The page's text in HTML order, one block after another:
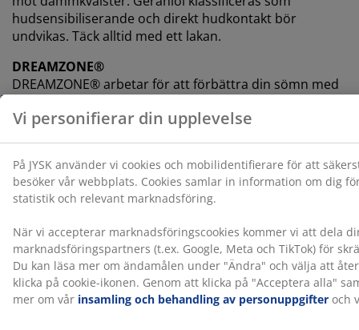
hudsensibiliserande och direkt hudkontakt bör
undvikas. Täck alltid med ett lakan.
DREAMZONE®
DREAMZONE® arbetar för att förbättra din sömn med
Kvalitet och funktionalitet är grundläggande och har
100 dagars provperiod och 25-årsgaranti
Du får 100 dagar på dig att testa din nya JYSK GOLD-
den mot en annan modell. Alla GOLD-
kontinentalsängar har dessutom 25-årsgaranti.
Tillverkningslukt försvinner med tiden
När du får en ny säng kan du märka en svag